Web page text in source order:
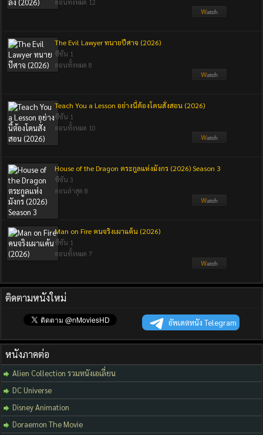
ตอนทั้งหมด 12
The Evil Lawyer ทนายปีศาจ (2026)
ซีซัน 1
ตอนทั้งหมด 8
Teach You a Lesson อย่างนี้ต้องโดนสั่งสอน (2026)
ซีซัน 1
ตอนทั้งหมด 10
House of the Dragon ตระกูลแห่งมังกร (2026) Season 3
ซีซัน 3
ตอนล่าสุด 8
Man on Fire คนจริงเผาแค้น (2026)
ซีซัน 1
ตอนทั้งหมด 7
ติดตามหนังใหม่
อัพเดตหนัง Telegram
หนังภาคต่อ
Alien Collection รวมหนังเอเลี่ยน
DC Universe
Disney Animation
Doraemon The Movie